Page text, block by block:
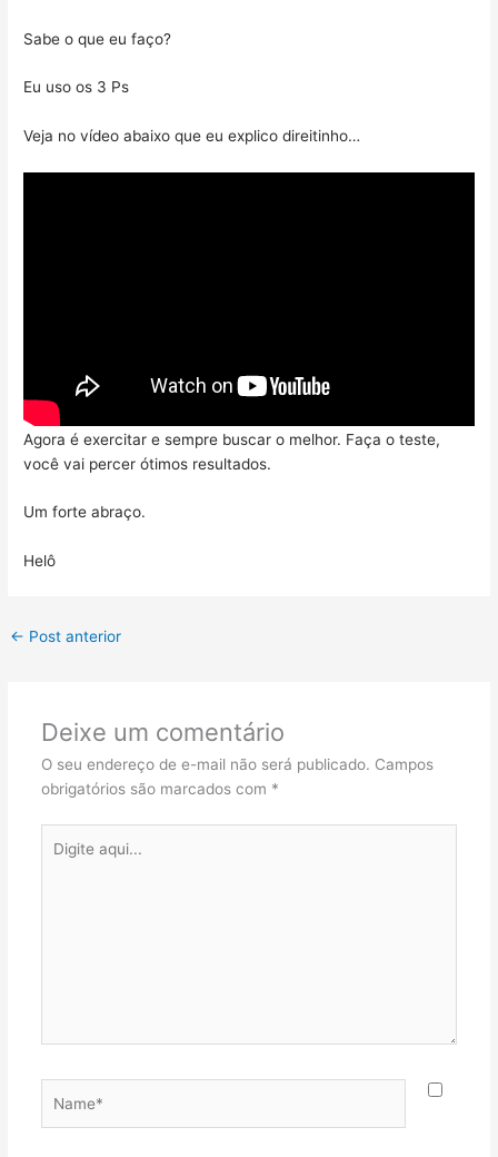
Sabe o que eu faço?
Eu uso os 3 Ps
Veja no vídeo abaixo que eu explico direitinho…
Agora é exercitar e sempre buscar o melhor. Faça o teste,
você vai percer ótimos resultados.
Um forte abraço.
Helô
← Post anterior
Deixe um comentário
O seu endereço de e-mail não será publicado. Campos
obrigatórios são marcados com *
aqui...